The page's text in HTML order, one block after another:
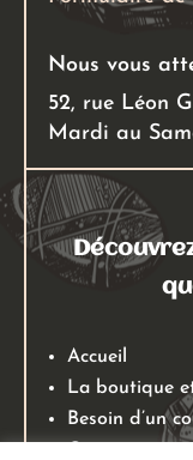
Nous vous
52, rue Léon
Mardi au
Accueil
La boutique
Besoin d’un